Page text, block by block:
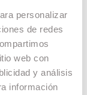
personalizar
de redes
web con
y análisis
información